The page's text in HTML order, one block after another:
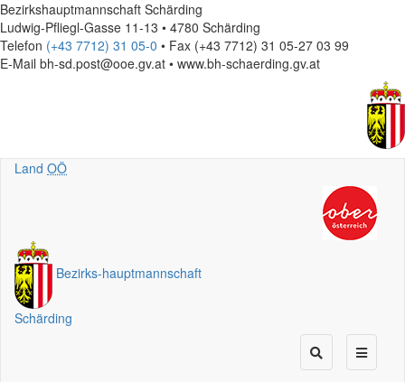
Bezirkshauptmannschaft Schärding
Ludwig-Pfliegl-Gasse 11-13 • 4780 Schärding
Telefon (+43 7712) 31 05-0 • Fax (+43 7712) 31 05-27 03 99
E-Mail bh-sd.post@ooe.gv.at • www.bh-schaerding.gv.at
Land OÖ
Bezirks-hauptmannschaft
Schärding